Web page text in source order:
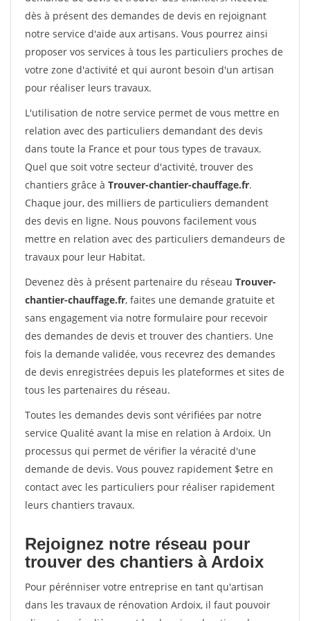
dès à présent des demandes de devis en rejoignant
notre service d'aide aux artisans. Vous pourrez ainsi
proposer vos services à tous les particuliers proches de
votre zone d'activité et qui auront besoin d'un artisan
pour réaliser leurs travaux.
L'utilisation de notre service permet de vous mettre en
relation avec des particuliers demandant des devis
dans toute la France et pour tous types de travaux.
Quel que soit votre secteur d'activité, trouver des
chantiers grâce à Trouver-chantier-chauffage.fr.
Chaque jour, des milliers de particuliers demandent
des devis en ligne. Nous pouvons facilement vous
mettre en relation avec des particuliers demandeurs de
travaux pour leur Habitat.
Devenez dès à présent partenaire du réseau Trouver-
chantier-chauffage.fr, faites une demande gratuite et
sans engagement via notre formulaire pour recevoir
des demandes de devis et trouver des chantiers. Une
fois la demande validée, vous recevrez des demandes
de devis enregistrées depuis les plateformes et sites de
tous les partenaires du réseau.
Toutes les demandes devis sont vérifiées par notre
service Qualité avant la mise en relation à Ardoix. Un
processus qui permet de vérifier la véracité d'une
demande de devis. Vous pouvez rapidement $etre en
contact avec les particuliers pour réaliser rapidement
leurs chantiers travaux.
Rejoignez notre réseau pour
trouver des chantiers à Ardoix
Pour pérénniser votre entreprise en tant qu'artisan
dans les travaux de rénovation Ardoix, il faut pouvoir